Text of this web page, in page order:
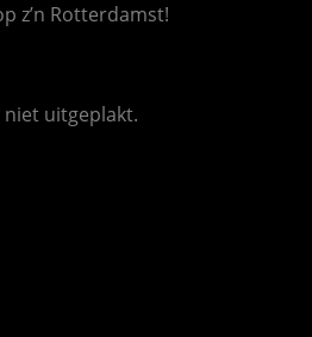
z’n Rotterdamst!
niet uitgeplakt.